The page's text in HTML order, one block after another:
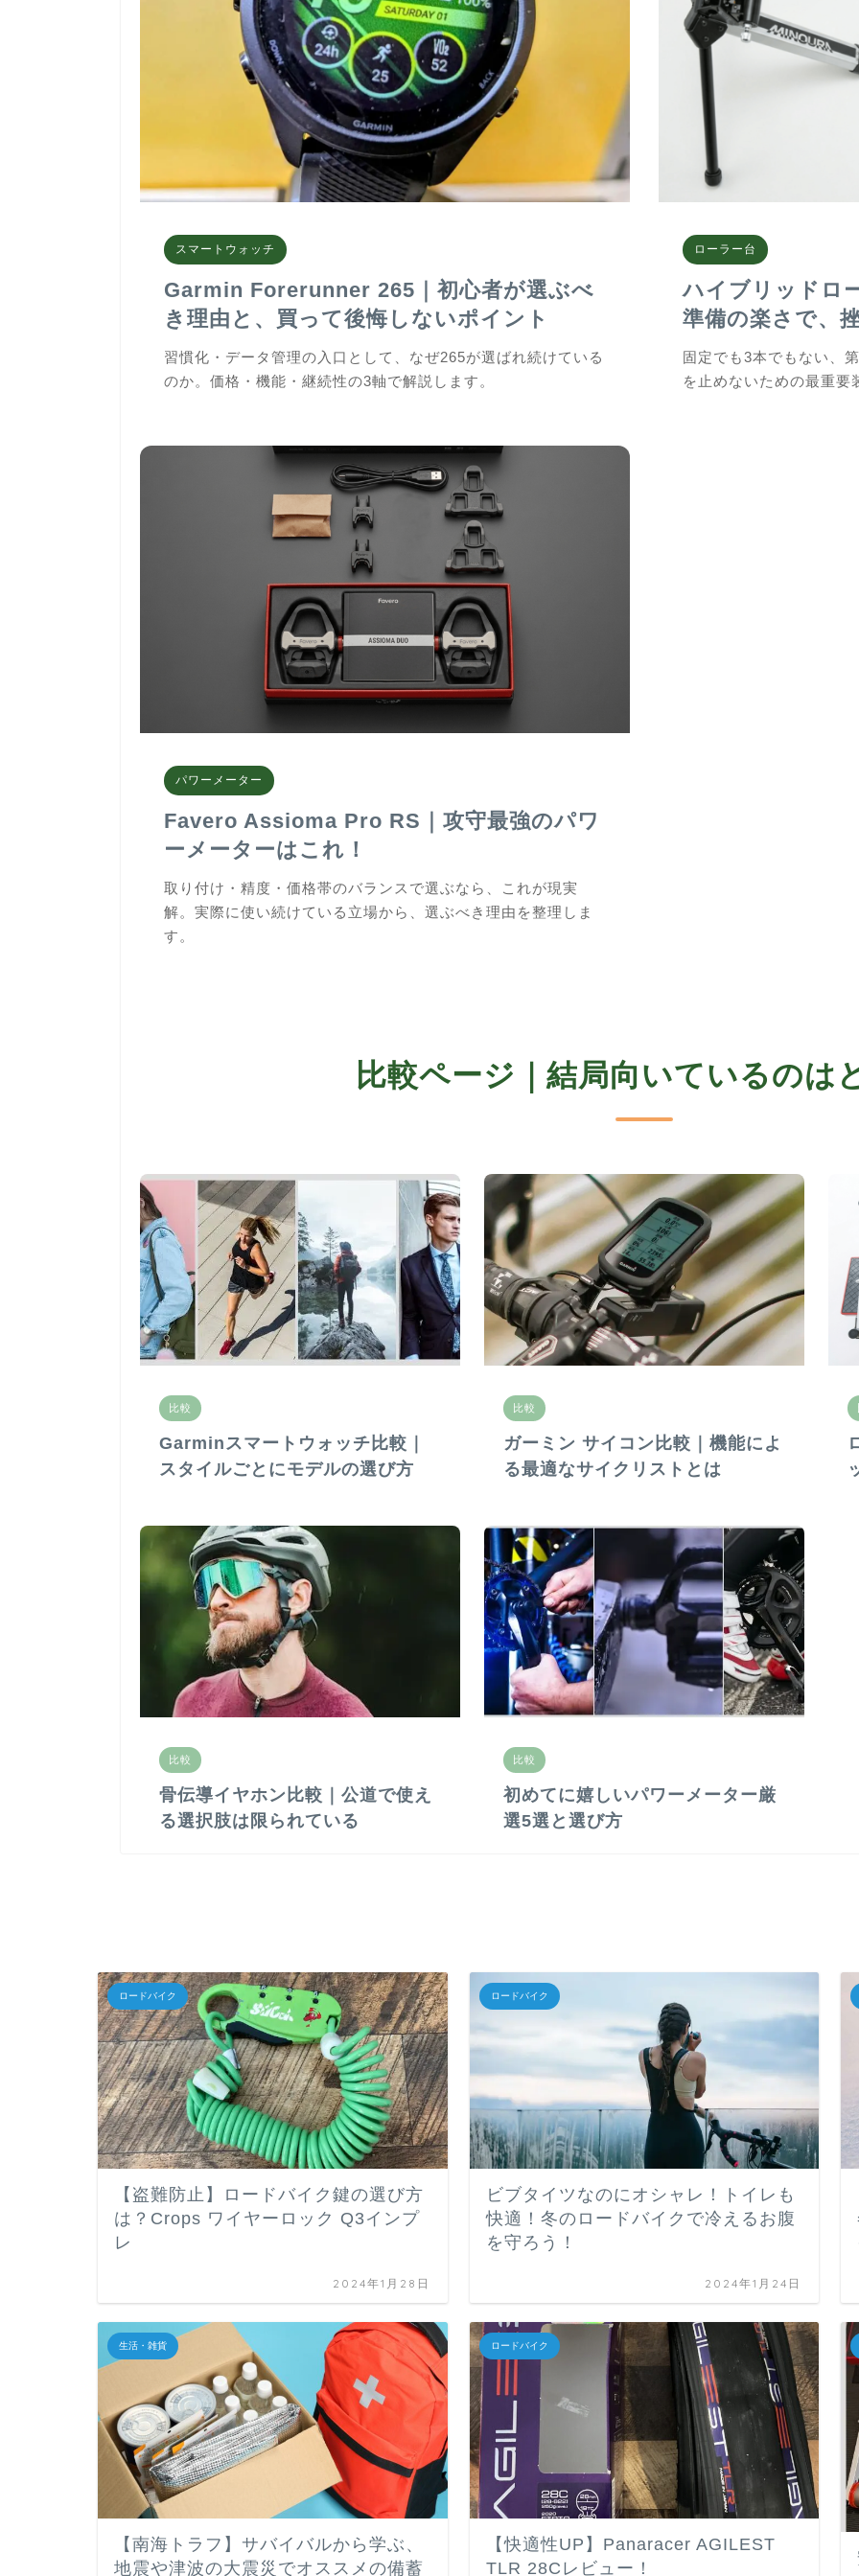
スマートウォッチ
Garmin Forerunner 265｜初心者が選ぶべ
き理由と、買って後悔しないポイント
習慣化・データ管理の入口として、なぜ265が選ばれ続けている
のか。価格・機能・継続性の3軸で解説します。
ローラー台
ハイブリッドロ
準備の楽さで、
固定でも3本でもない、
を止めないための最重要
パワーメーター
Favero Assioma Pro RS｜攻守最強のパワ
ーメーターはこれ！
取り付け・精度・価格帯のバランスで選ぶなら、これが現実
解。実際に使い続けている立場から、選ぶべき理由を整理しま
す。
比較ページ｜結局向いているのは
比較
Garminスマートウォッチ比較｜
スタイルごとにモデルの選び方
比較
ガーミン サイコン比較｜機能によ
る最適なサイクリストとは
比較
骨伝導イヤホン比較｜公道で使え
る選択肢は限られている
比較
初めてに嬉しいパワーメーター厳
選5選と選び方
ロードバイク
【盗難防止】ロードバイク鍵の選び方
は？Crops ワイヤーロック Q3インプ
レ
2024年1月28日
ロードバイク
ビブタイツなのにオシャレ！トイレも
快適！冬のロードバイクで冷えるお腹
を守ろう！
2024年1月24日
生活・雑貨
【南海トラフ】サバイバルから学ぶ、
地震や津波の大震災でオススメの備蓄
ロードバイク
【快適性UP】Panaracer AGILEST
TLR 28Cレビュー！